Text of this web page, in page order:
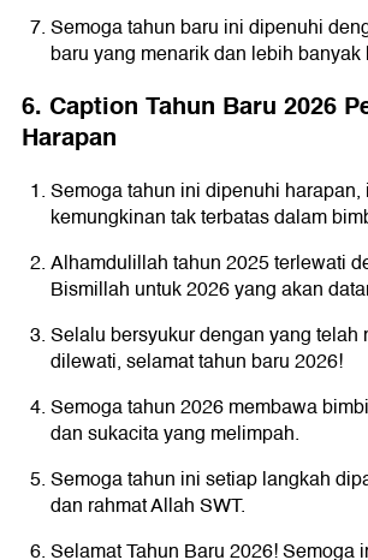
Semoga tahun baru ini dipenuhi
baru yang menarik dan lebih
6. Caption Tahun Baru 2026
Harapan
Semoga tahun ini dipenuhi harapan,
kemungkinan tak terbatas dalam
Alhamdulillah tahun 2025 terlewati
Bismillah untuk 2026 yang akan
Selalu bersyukur dengan yang telah
dilewati, selamat tahun baru 2026!
Semoga tahun 2026 membawa
dan sukacita yang melimpah.
Semoga tahun ini setiap langkah
dan rahmat Allah SWT.
Selamat Tahun Baru 2026! Semoga